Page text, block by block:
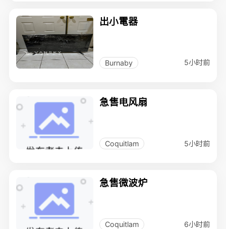
出小電器
Burnaby 5小时前
急售电风扇
Coquitlam 5小时前
急售微波炉
Coquitlam 6小时前